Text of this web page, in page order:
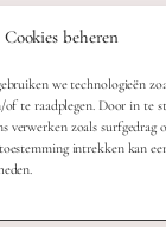
Cookies beheren
we technologieën
te raadplegen. Door in te
verwerken zoals surfgedrag
intrekken kan
VRAGEN
OVER ONS
CONTACT